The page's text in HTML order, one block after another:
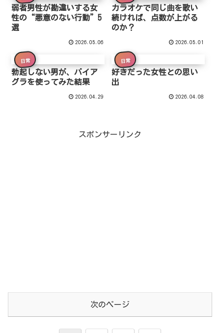
弱者男性が勘違いする女
性の“悪意のない行動”5
選
2026.05.06
カラオケで同じ曲を歌い
続ければ、点数が上がる
のか？
2026.05.01
日常
勃起しない男が、バイア
グラを使ってみた結果
2026.04.29
日常
好きだった女性との思い
出
2026.04.08
スポンサーリンク
次のページ